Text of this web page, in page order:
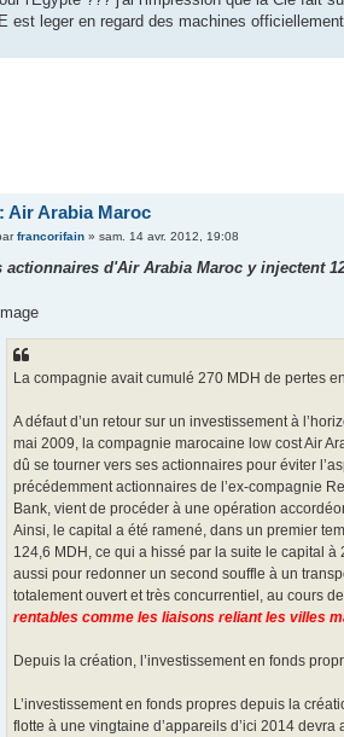
est leger en regard des machines
Air Arabia Maroc
francorifain» sam. 14 avr. 2012, 19:08
actionnaires d'Air Arabia Maroc y injectent
La compagnie avait cumulé 270 MDH de pertes
A défaut d’un retour sur un investissement à
mai 2009, la compagnie marocaine low cost Air
dû se tourner vers ses actionnaires pour éviter
précédemment actionnaires de l’ex-compagnie
Bank, vient de procéder à une opération
Ainsi, le capital a été ramené, dans un premier
124,6 MDH, ce qui a hissé par la suite le capital
aussi pour redonner un second souffle à un
totalement ouvert et très concurrentiel, au cours
rentables comme les liaisons reliant les villes
Depuis la création, l’investissement en fonds
L’investissement en fonds propres depuis la
flotte à une vingtaine d’appareils d’ici 2014